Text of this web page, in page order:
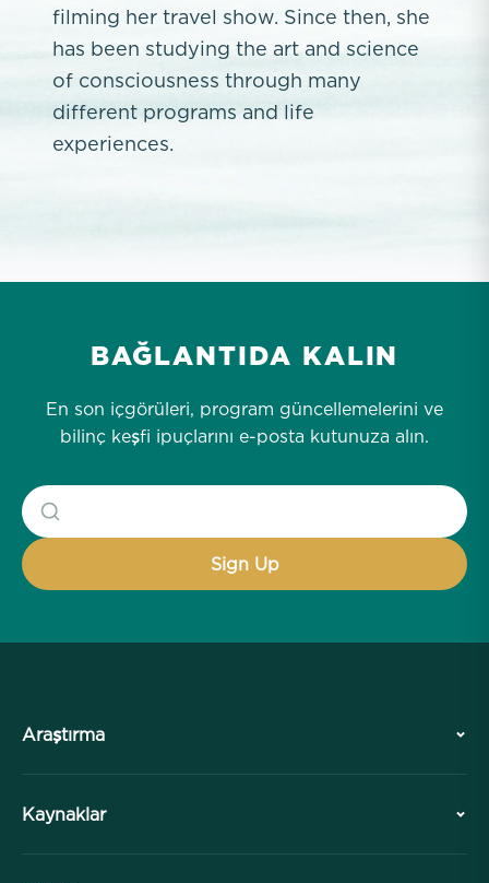
filming her travel show. Since then, she
has been studying the art and science
of consciousness through many
different programs and life
experiences.
BAĞLANTIDA KALIN
En son içgörüleri, program güncellemelerini ve
bilinç keşfi ipuçlarını e-posta kutunuza alın.
Araştırma
Genel Bakış
Kaynaklar